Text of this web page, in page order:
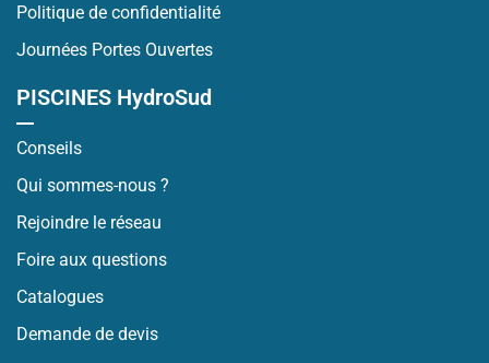
Politique de confidentialité
Journées Portes Ouvertes
PISCINES HydroSud
Conseils
Qui sommes-nous ?
Rejoindre le réseau
Foire aux questions
Catalogues
Demande de devis